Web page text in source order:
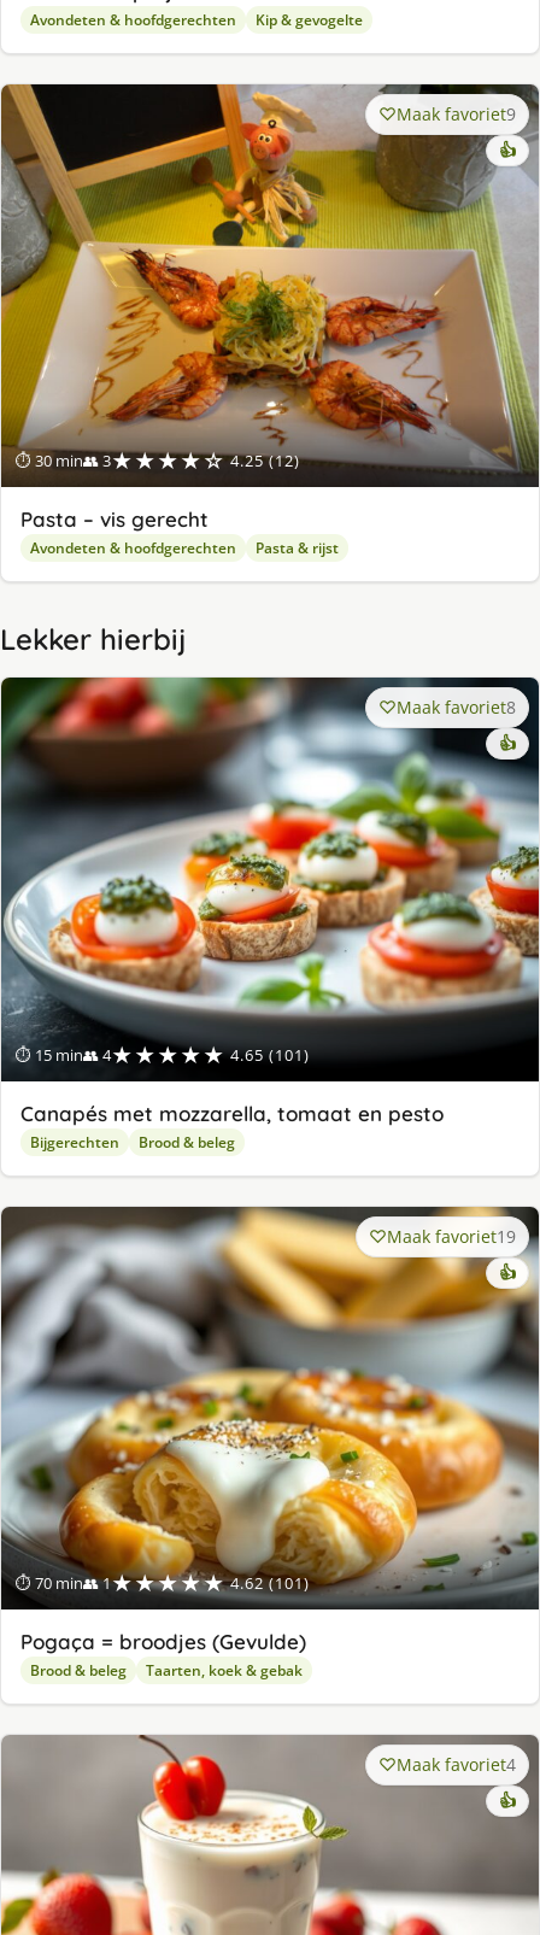
Avondeten & hoofdgerechten Kip & gevogelte
⏱ 30 min👥 3★★★★☆ 4.25 (12)
Maak favoriet9
👍
Pasta – vis gerecht
Avondeten & hoofdgerechten Pasta & rijst
Lekker hierbij
⏱ 15 min👥 4★★★★★ 4.65 (101)
Maak favoriet8
👍
Canapés met mozzarella, tomaat en pesto
Bijgerechten Brood & beleg
⏱ 70 min👥 1★★★★★ 4.62 (101)
Maak favoriet19
👍
Pogaça = broodjes (Gevulde)
Brood & beleg Taarten, koek & gebak
Maak favoriet4
👍